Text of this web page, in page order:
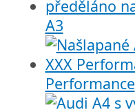
A3
Performance